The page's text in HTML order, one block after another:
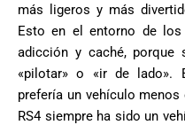
más ligeros y más
Esto en el entorno de los
adicción y caché,
«pilotar» o «ir de lado».
prefería un vehículo
RS4 siempre ha sido un